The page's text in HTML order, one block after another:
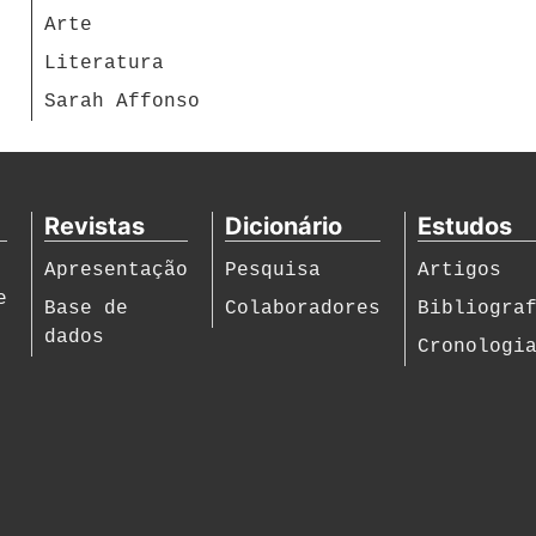
Arte
Literatura
Sarah Affonso
Revistas
Apresentação
Base de
dados
Dicionário
Pesquisa
Colaboradores
Estudos
Artigos